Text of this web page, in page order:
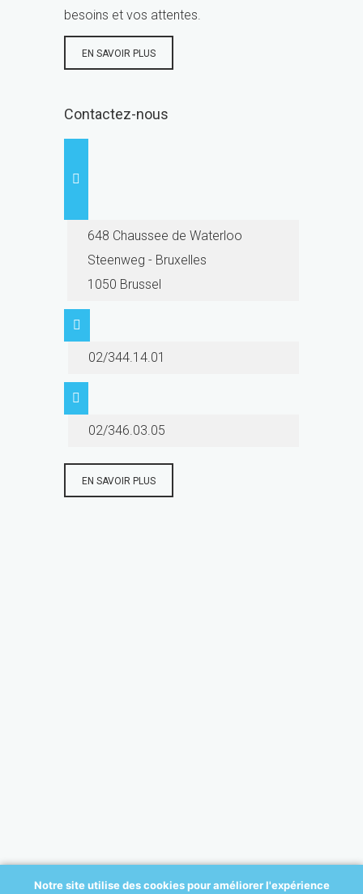
besoins et vos attentes.
EN SAVOIR PLUS
Contactez-nous
648 Chaussee de Waterloo
Steenweg - Bruxelles
1050 Brussel
02/344.14.01
02/346.03.05
EN SAVOIR PLUS
Notre site utilise des cookies pour améliorer l'expérience